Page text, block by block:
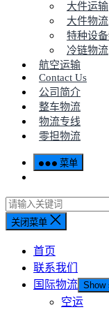
大件运输
大件物流
特种设
冷链物流
航空运输
Contact Us
公司简介
整车物流
物流专线
零担物流
菜单
关闭菜单
首页
联系我们
国际物流 Show
空运